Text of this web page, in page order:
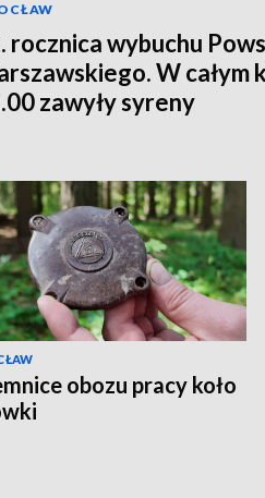
rocznica wybuchu
W całym
zawyły syreny
obozu pracy koło